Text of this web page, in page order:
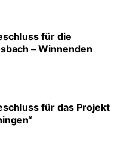
für die
– Winnenden
für das Projekt